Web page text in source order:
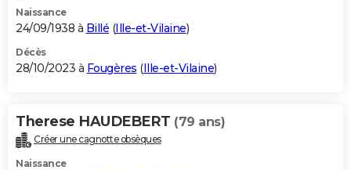
Naissance
24/09/1938 à Billé (Ille-et-Vilaine)
Décès
28/10/2023 à Fougères (Ille-et-Vilaine)
Therese HAUDEBERT (79 ans)
Créer une cagnotte obsèques
Naissance